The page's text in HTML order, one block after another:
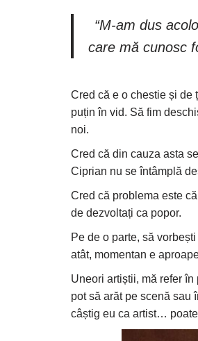
“M-am dus
care mă cunosc
Cred că e o chestie și de
puțin în vid. Să fim
noi.
Cred că din cauza asta
Ciprian nu se întâmplă
Cred că problema este
de dezvoltați ca popor.
Pe de o parte, să
atât, momentan e
Uneori artiștii, mă refer
pot să arăt pe scenă sau
câștig eu ca artist…